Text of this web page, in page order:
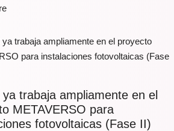
trabaja ampliamente en el
METAVERSO para
fotovoltaicas (Fase II)